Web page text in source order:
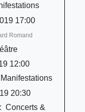
17:00
Romand
12:00
20:30
Concerts &